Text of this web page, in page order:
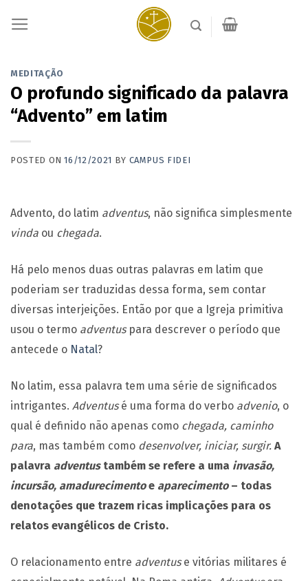
MEDITAÇÃO
O profundo significado da palavra
“Advento” em latim
POSTED ON16/12/2021 BY CAMPUS FIDEI
Advento, do latim adventus, não significa simplesmente
vinda ou chegada.
Há pelo menos duas outras palavras em latim que
poderiam ser traduzidas dessa forma, sem contar
diversas interjeições. Então por que a Igreja primitiva
usou o termo adventuspara descrever o período que
antecede o Natal?
No latim, essa palavra tem uma série de significados
intrigantes. Adventusé uma forma do verbo advenio, o
qual é definido não apenas como chegada, caminho
para, mas também como desenvolver, iniciar, surgir. A
palavra adventustambém se refere a uma invasão,
incursão, amadurecimentoe aparecimento– todas
denotações que trazem ricas implicações para os
relatos evangélicos de Cristo.
O relacionamento entre adventuse vitórias militares é